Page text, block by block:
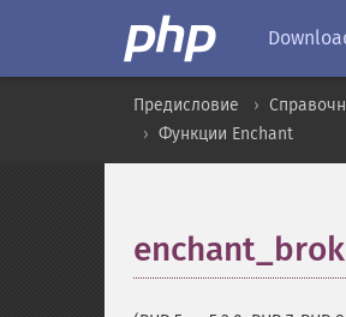
Предисловие
Функции Enchant